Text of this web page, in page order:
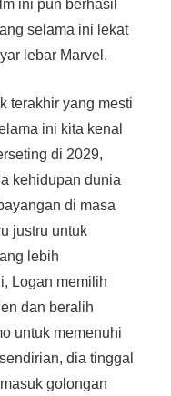
ini pun berhasil
selama ini lekat
lebar Marvel.
terakhir yang mesti
ini kita kenal
di 2029,
kehidupan dunia
di masa
justru untuk
lebih
Logan memilih
dan beralih
untuk memenuhi
dia tinggal
golongan